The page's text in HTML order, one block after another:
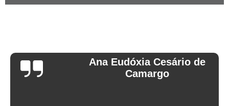
Ana Eudóxia Cesário de
Camargo